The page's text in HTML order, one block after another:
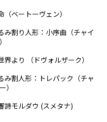
曲ばかりなのですが、この
の音響環境を考えて「仮
、お客様に伝わる曲だろ
曲しました。前半2曲目ま
じる曲を、そして3曲目か
には気持ちよく快適にカラ
さ感じる曲を意識してチョ
こないように、曲順は「メ
繰り返すように並べてあり
くスタジオプログラム全
ますので、まずはぜひご試
ベートーヴェン）
割り人形：小序曲（チャイ
より （ドヴォルザーク）
割人形：トレパック（チャ
）
モルダウ (スメタナ)